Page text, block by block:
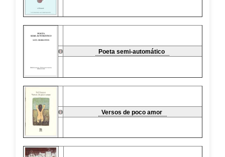
Poeta semi-automático
Versos de poco amor